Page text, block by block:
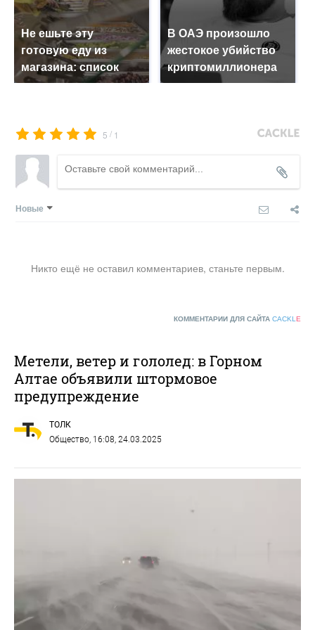
Не ешьте эту
готовую еду из
магазина: список
В ОАЭ произошло
жестокое убийство
криптомиллионера
5 / 1
Новые
Никто ещё не оставил комментариев, станьте первым.
КОММЕНТАРИИ ДЛЯ САЙТА CACKL E
Метели, ветер и гололед: в Горном
Алтае объявили штормовое
предупреждение
ТОЛК
Общество, 16:08, 24.03.2025